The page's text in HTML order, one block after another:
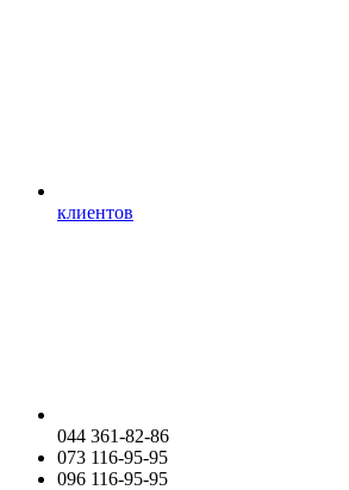
клиентов
044 361-82-86
073 116-95-95
096 116-95-95